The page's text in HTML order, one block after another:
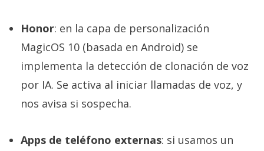
Honor: en la capa de personalización
MagicOS 10 (basada en Android) se
implementa la detección de clonación de voz
por IA. Se activa al iniciar llamadas de voz, y
nos avisa si sospecha.
Apps de teléfono externas: si usamos un